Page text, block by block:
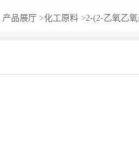
产品展厅 >化工原料 >2-(2-乙氧乙